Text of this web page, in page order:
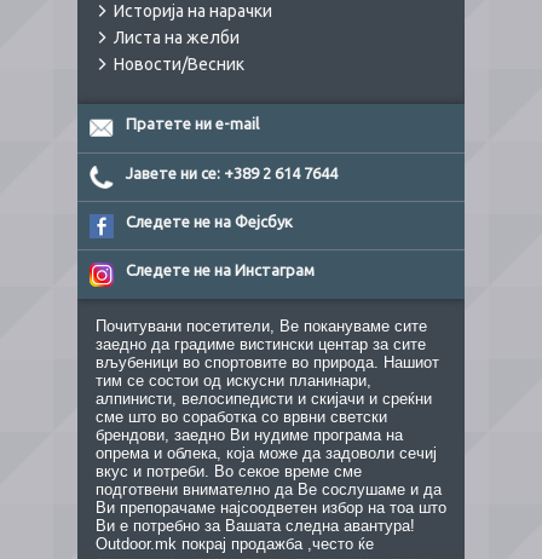
Историја на нарачки
Листа на желби
Новости/Весник
Пратете ни e-mail
Јавете ни се: +389 2 614 7644
Следете не на Фејсбук
Следете не на Инстаграм
Почитувани посетители, Ве покануваме сите
заедно да градиме вистински центар за сите
вљубеници во спортовите во природа. Нашиот
тим се состои од искусни планинари,
алпинисти, велосипедисти и скијачи и среќни
сме што во соработка со врвни светски
брендови, заедно Ви нудиме програма на
опрема и облека, која може да задоволи сечиј
вкус и потреби. Во секое време сме
подготвени внимателно да Ве сослушаме и да
Ви препорачаме најсоодветен избор на тоа што
Ви е потребно за Вашата следна авантура!
Outdoor.mk покрај продажба ,често ќе